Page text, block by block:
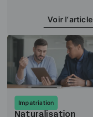
Voir l‘article
Impatriation
Naturalisation